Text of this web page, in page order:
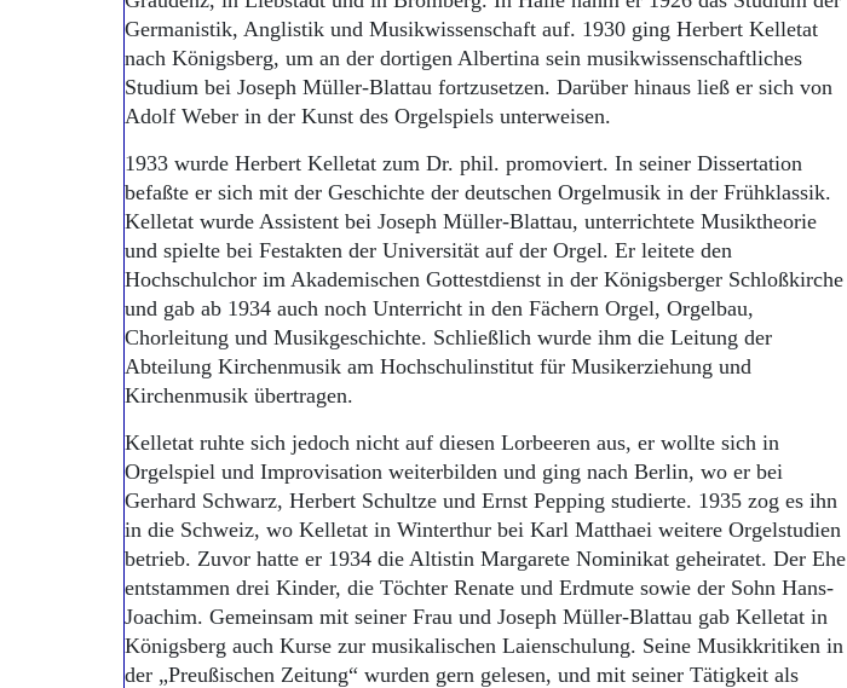
Germanistik, Anglistik und Musikwissenschaft auf. 1930 ging Herbert Kelletat
nach Königsberg, um an der dortigen Albertina sein musikwissenschaftliches
Studium bei Joseph Müller-Blattau fortzusetzen. Darüber hinaus ließ er sich von
Adolf Weber in der Kunst des Orgelspiels unterweisen.
1933 wurde Herbert Kelletat zum Dr. phil. promoviert. In seiner Dissertation
befaßte er sich mit der Geschichte der deutschen Orgelmusik in der Frühklassik.
Kelletat wurde Assistent bei Joseph Müller-Blattau, unterrichtete Musiktheorie
und spielte bei Festakten der Universität auf der Orgel. Er leitete den
Hochschulchor im Akademischen Gottestdienst in der Königsberger Schloßkirche
und gab ab 1934 auch noch Unterricht in den Fächern Orgel, Orgelbau,
Chorleitung und Musikgeschichte. Schließlich wurde ihm die Leitung der
Abteilung Kirchenmusik am Hochschulinstitut für Musikerziehung und
Kirchenmusik übertragen.
Kelletat ruhte sich jedoch nicht auf diesen Lorbeeren aus, er wollte sich in
Orgelspiel und Improvisation weiterbilden und ging nach Berlin, wo er bei
Gerhard Schwarz, Herbert Schultze und Ernst Pepping studierte. 1935 zog es ihn
in die Schweiz, wo Kelletat in Winterthur bei Karl Matthaei weitere Orgelstudien
betrieb. Zuvor hatte er 1934 die Altistin Margarete Nominikat geheiratet. Der Ehe
entstammen drei Kinder, die Töchter Renate und Erdmute sowie der Sohn Hans-
Joachim. Gemeinsam mit seiner Frau und Joseph Müller-Blattau gab Kelletat in
Königsberg auch Kurse zur musikalischen Laienschulung. Seine Musikkritiken in
der „Preußischen Zeitung“ wurden gern gelesen, und mit seiner Tätigkeit als